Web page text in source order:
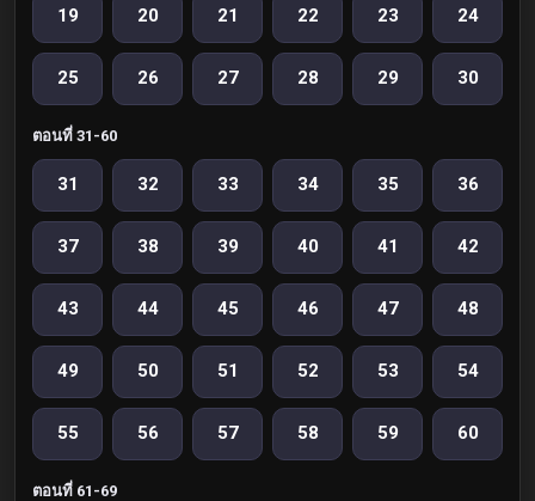
19 20 21 22 23 24
25 26 27 28 29 30
ตอนที่ 31-60
31 32 33 34 35 36
37 38 39 40 41 42
43 44 45 46 47 48
49 50 51 52 53 54
55 56 57 58 59 60
ตอนที่ 61-69